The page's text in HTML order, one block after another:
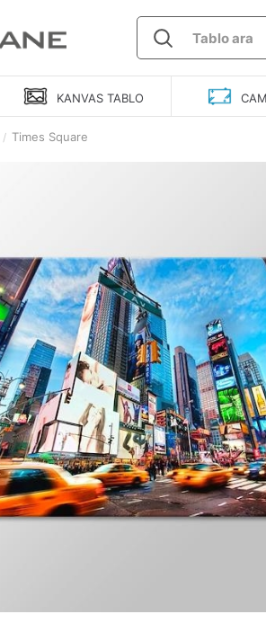
KANVAS TABLO CAM
Times Square